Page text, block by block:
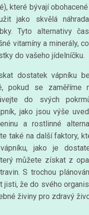
které bývají
jako skvělá
Tyto alternativy
vitamíny a minerály,
do vašeho jídelníčku.
dostatek vápníku
pokud se zaměříme
do svých
jako jsou výše
a rostlinné
také na další faktory,
jako je
můžete získat z
S trochou
jisti, že do svého
živiny pro zdravý